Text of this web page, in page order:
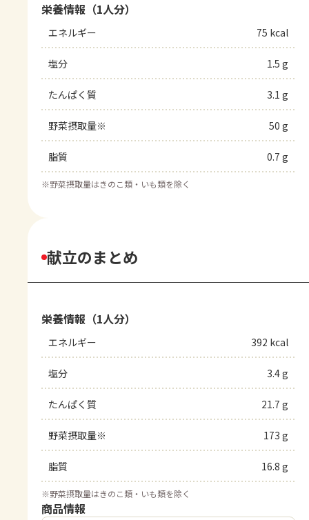
栄養情報（1人分）
エネルギー 75 kcal
塩分 1.5 g
たんぱく質 3.1 g
野菜摂取量※ 50 g
脂質 0.7 g
※野菜摂取量はきのこ類・いも類を除く
献立のまとめ
栄養情報（1人分）
エネルギー 392 kcal
塩分 3.4 g
たんぱく質 21.7 g
野菜摂取量※ 173 g
脂質 16.8 g
※野菜摂取量はきのこ類・いも類を除く
商品情報